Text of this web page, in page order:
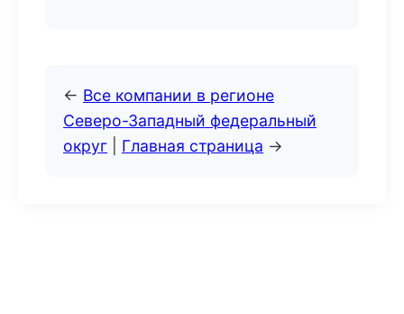
← Все компании в регионе
Северо-Западный федеральный
округ
Главная страница →